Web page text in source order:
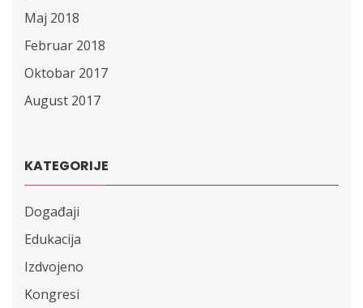
Maj 2018
Februar 2018
Oktobar 2017
August 2017
KATEGORIJE
Događaji
Edukacija
Izdvojeno
Kongresi